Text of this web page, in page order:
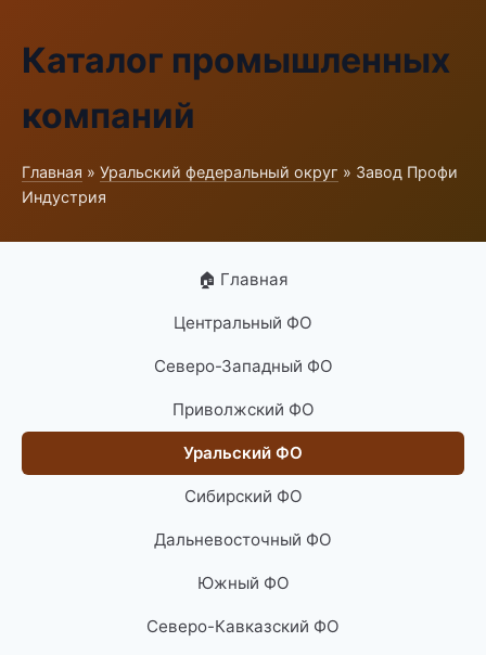
Каталог промышленных
компаний
Главная » Уральский федеральный округ » Завод Профи
Индустрия
🏠 Главная
Центральный ФО
Северо-Западный ФО
Приволжский ФО
Уральский ФО
Сибирский ФО
Дальневосточный ФО
Южный ФО
Северо-Кавказский ФО